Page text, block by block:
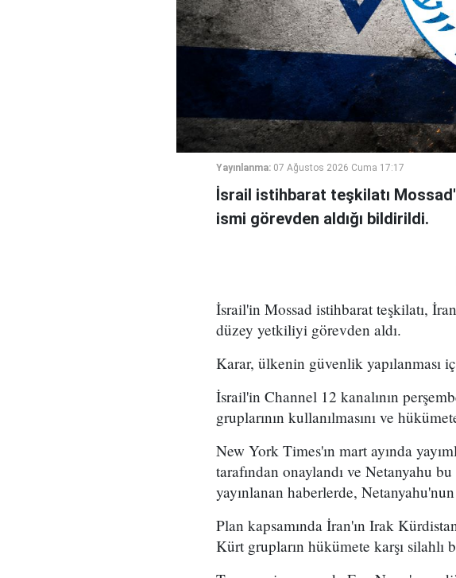
Yayınlanma: 07 Ağustos 2026 Cuma 17:17
İsrail istihbarat teşkilatı
ismi görevden aldığı bildirildi.
İsrail'in Mossad istihbarat teşkilatı,
düzey yetkiliyi görevden aldı.
Karar, ülkenin güvenlik yapılanması
İsrail'in Channel 12 kanalının
gruplarının kullanılmasını ve
New York Times'ın mart ayında
tarafından onaylandı ve Netanyahu
yayınlanan haberlerde,
Plan kapsamında İran'ın Irak
Kürt grupların hükümete karşı